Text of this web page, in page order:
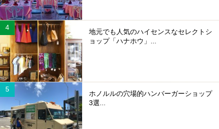
地元でも人気のハイセンスなセレクトシ
ョップ「ハナホウ」...
ホノルルの穴場的ハンバーガーショップ
3選...